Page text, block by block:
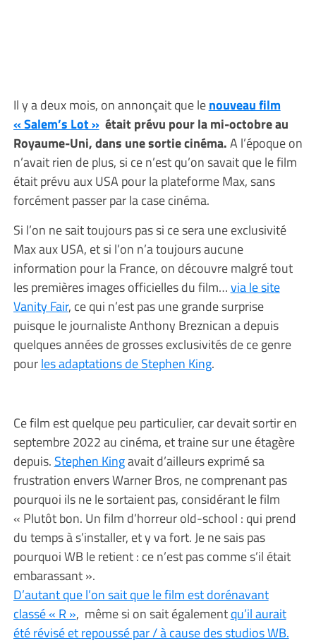
Il y a deux mois, on annonçait que lenouveau film
« Salem’s Lot »était prévu pour la mi-octobre au
Royaume-Uni, dans une sortie cinéma.A l’époque on
n’avait rien de plus, si ce n’est qu’on savait que le film
était prévu aux USA pour la plateforme Max, sans
forcément passer par la case cinéma.
Si l’on ne sait toujours pas si ce sera une exclusivité
Max aux USA, et si l’on n’a toujours aucune
information pour la France, on découvre malgré tout
les premières images officielles du film…via le site
Vanity Fair, ce qui n’est pas une grande surprise
puisque le journaliste Anthony Breznican a depuis
quelques années de grosses exclusivités de ce genre
pourles adaptations de Stephen King.
Ce film est quelque peu particulier, car devait sortir en
septembre 2022 au cinéma, et traine sur une étagère
depuis. Stephen Kingavait d’ailleurs exprimé sa
frustration envers Warner Bros, ne comprenant pas
pourquoi ils ne le sortaient pas, considérant le film
« Plutôt bon. Un film d’horreur old-school : qui prend
du temps à s’installer, et y va fort. Je ne sais pas
pourquoi WB le retient : ce n’est pas comme s’il était
embarassant ».
D’autant que l’on sait que le film est dorénavant
classé « R », même si on sait égalementqu’il aurait
été révisé et repoussé par / à cause des studios WB.